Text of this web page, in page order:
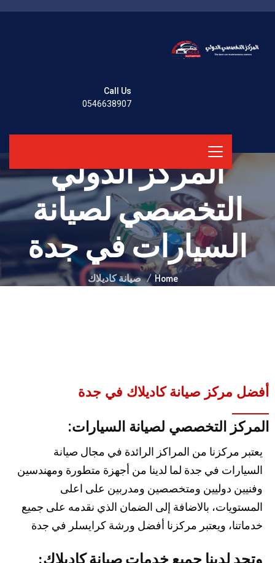
Call Us
0546638907
المركز الدولي
التخصصي لصيانة
السيارات في جدة
Home صيانة كاديلاك
أفضل مركز صيانة كاديلاك في جدة
المركز التخصصي لصيانة السيارات:
يعتبر مركزنا من المراكز الرائدة في مجال صيانة
السيارات في جدة لما لدينا من أجهزة متطورة ومهندسين
وفنيين دوليين ومتخصصين ومدربين على اعلى
المستويات، بالاضافة إلى الضمان الذي نقدمه على جميع
خدماتنا، ويعتبر مركزنا أفضل ورشة كرايسلر في جدة
وتجد لدينا جميع خدمات صيانة كاديلاك: